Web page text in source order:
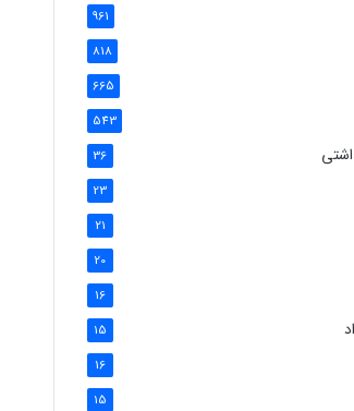
961
818
665
543
36
23
21
20
16
15
16
15